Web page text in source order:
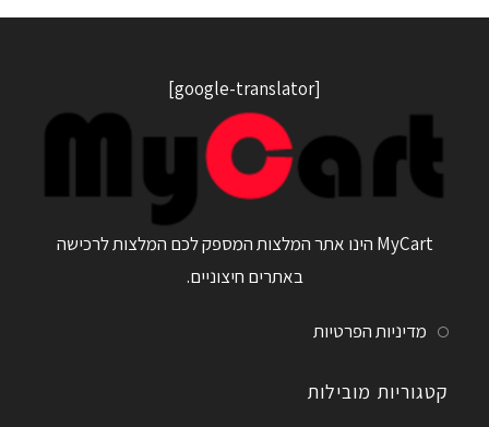
[google-translator]
MyCart הינו אתר המלצות המספק לכם המלצות לרכישה
באתרים חיצוניים.
מדיניות הפרטיות
קטגוריות מובילות